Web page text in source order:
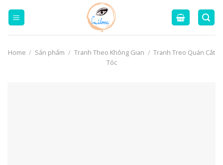
Home / Sản phẩm / Tranh Theo Không Gian / Tranh Treo Quán Cắt
Tóc